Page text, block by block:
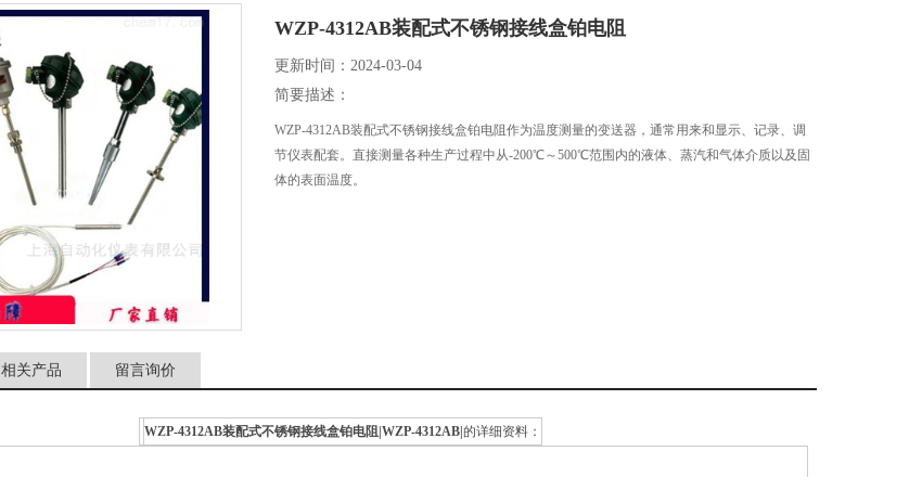
WZP-4312AB装配式不锈钢接线盒铂电阻
更新时间：2024-03-04
简要描述：
WZP-4312AB装配式不锈钢接线盒铂电阻作为温度测量的变送器，通常用来和显示、记录、调
节仪表配套。直接测量各种生产过程中从-200℃～500℃范围内的液体、蒸汽和气体介质以及固
体的表面温度。
相关产品 留言询价
WZP-4312AB装配式不锈钢接线盒铂电阻 |WZP-4312AB|的详细资料：